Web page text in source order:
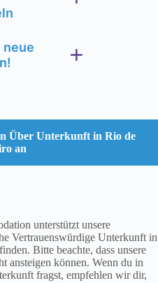
neue
Über Unterkunft in Rio de
an
unterstützt unsere
Vertrauenswürdige Unterkunft in
Bitte beachte, dass unsere
ansteigen können. Wenn du in
fragst, empfehlen wir dir,